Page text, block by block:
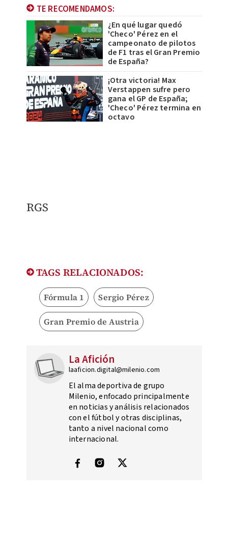
TE RECOMENDAMOS:
¿En qué lugar quedó
'Checo' Pérez en el
campeonato de pilotos
de F1 tras el Gran Premio
de España?
¡Otra victoria! Max
Verstappen sufre pero
gana el GP de España;
'Checo' Pérez termina en
octavo
RGS
TAGS RELACIONADOS:
Fórmula 1 Sergio Pérez
Gran Premio de Austria
La Afición
laaficion.digital@milenio.com
El alma deportiva de grupo
Milenio, enfocado principalmente
en noticias y análisis relacionados
con el fútbol y otras disciplinas,
tanto a nivel nacional como
internacional.